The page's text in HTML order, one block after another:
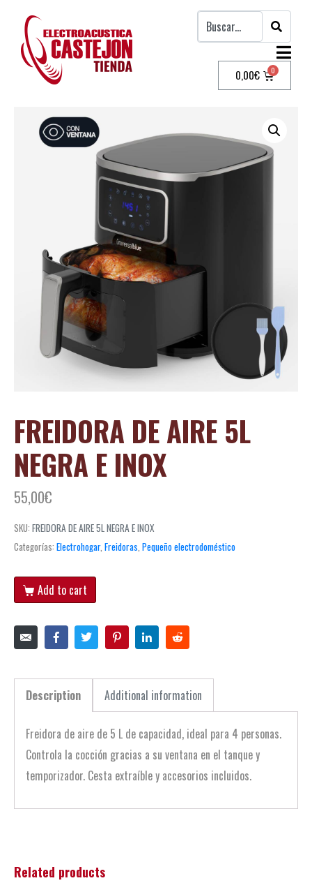
0,00€
FREIDORA DE AIRE 5L
NEGRA E INOX
55,00€
SKU: FREIDORA DE AIRE 5L NEGRA E INOX
Categorías: Electrohogar, Freidoras Pequeño electrodoméstico
Add to cart
Description Additional information
Freidora de aire de 5 L de capacidad, ideal para 4 personas.
Controla la cocción gracias a su ventana en el tanque y
temporizador. Cesta extraíble y accesorios incluidos.
Related products